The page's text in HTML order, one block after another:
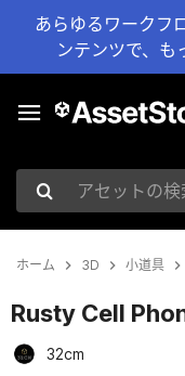
あらゆるワークフ
ンテンツで、も
アセットの検索
ホーム 3D 小道具
Rusty Cell
32cm